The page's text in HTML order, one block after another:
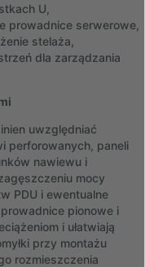
U,
prowadnice serwerowe,
stelaża,
dla zarządzania
uwzględniać
perforowanych, paneli
nawiewu i
mocy
PDU i ewentualne
pionowe i
i ułatwiają
przy montażu
rozmieszczenia